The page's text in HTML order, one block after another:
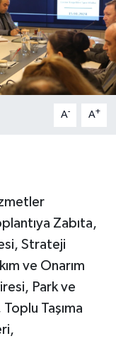
A- A+
Zabıta,
Strateji
ve Onarım
Park ve
Taşıma